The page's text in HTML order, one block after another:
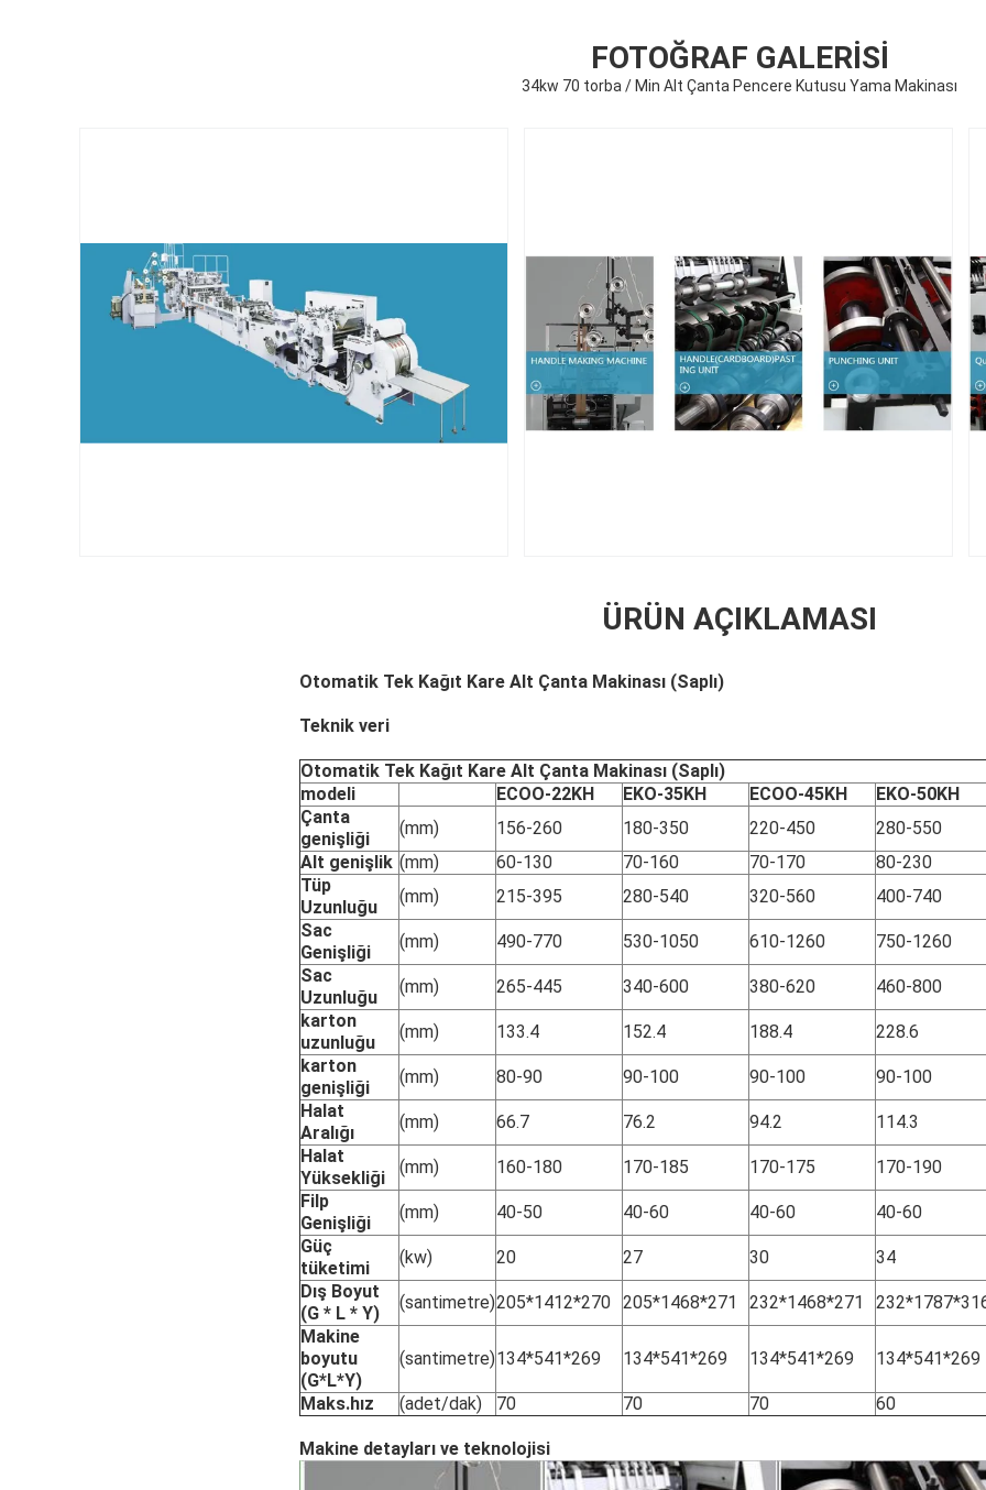
FOTOĞRAF GALERISI
34kw 70 torba / Min Alt Çanta Pencere Kutusu Yama Makinası
ÜRÜN AÇIKLAMASI
Otomatik Tek Kağıt Kare Alt Çanta Makinası (Saplı)
Teknik veri
Otomatik Tek Kağıt Kare Alt Çanta Makinası (Saplı)
modeli
ECOO-22KH EKO-35KH ECOO-45KH
EKO-50KH
Çanta
genişliği
(mm) 156-260 180-350 220-450
280-550
Alt genişlik (mm) 60-130 70-160 70-170
80-230
Tüp
Uzunluğu
(mm) 215-395 280-540 320-560
400-740
Sac
Genişliği
(mm) 490-770 530-1050 610-1260
750-1260
Sac
Uzunluğu
(mm) 265-445 340-600 380-620
460-800
karton
uzunluğu
(mm) 133.4 152.4 188.4
228.6
karton
genişliği
(mm) 80-90 90-100 90-100
90-100
Halat
Aralığı
(mm) 66.7 76.2 94.2
114.3
Halat
Yüksekliği
(mm) 160-180 170-185 170-175
170-190
Filp
Genişliği
(mm) 40-50 40-60 40-60
40-60
Güç
tüketimi
(kw) 20 27 30
34
Dış Boyut
(G * L * Y)
(santimetre)205*1412*270 205*1468*271 232*1468*271
Makine
boyutu
(G*L*Y)
(santimetre)134*541*269 134*541*269 134*541*269 134*541*269
Maks.hız (adet/dak) 70 70 70 60
Makine detayları ve teknolojisi